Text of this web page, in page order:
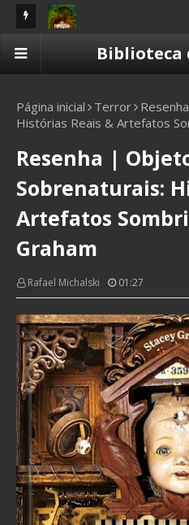
10 CAVEIRAS
Biblioteca
Página inicial Terror
Histórias Reais & Artefatos
Resenha |
Sobrenaturais:
Artefatos
Graham
Rafael Michalski 01:27